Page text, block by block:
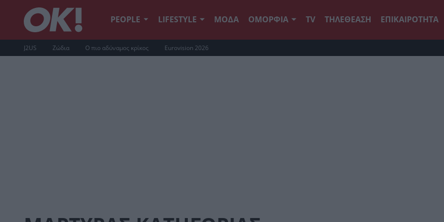
PEOPLE LIFESTYLE ΜΟΔΑ ΟΜΟΡΦΙΑ TV ΤΗΛΕΘΕΑΣΗ ΕΠΙΚΑΙΡΟΤΗΤΑ
J2US Ζώδια Ο πιο αδύναμος κρίκος Eurovision 2026